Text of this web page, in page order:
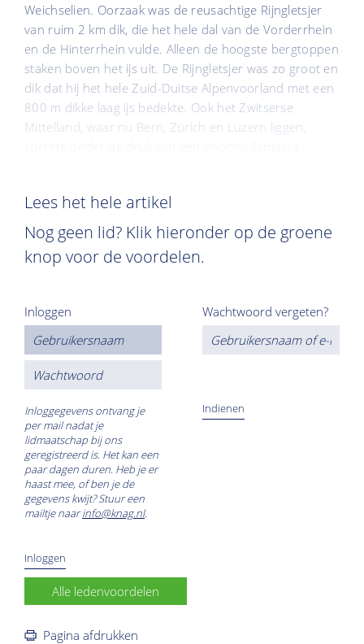
Weichselien. Oorzaak was de reusachtige Rijngletsjer
van ruim 2 km dik, die het hele dal van de Vorderrhein
en de Hinterrhein vulde. Alleen de hoogste bergtoppen
staken boven het ijs uit. De Rijngletsjer was zo groot en
dik dat hij het hele Zuid-Duitse Alpenvoorland met een
800 m dikke laag ijs bedekte. Ook het Zwitserse
Mittelland, waar nu Bern, Zürich en Luzern liggen,
Lees het hele artikel
Nog geen lid? Klik hieronder op de groene
knop voor de voordelen.
Inloggen
Inloggegevens ontvang je
per mail nadat je
lidmaatschap bij ons
geregistreerd is. Het kan een
paar dagen duren. Heb je er
haast mee, of ben je de
gegevens kwijt? Stuur een
mailtje naarinfo@knag.nl.
Wachtwoord vergeten?
Alle ledenvoordelen
Pagina afdrukken